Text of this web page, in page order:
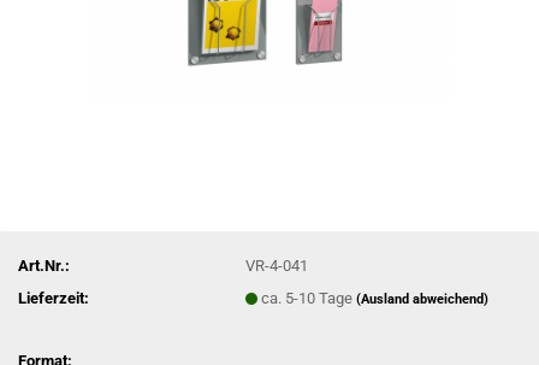
Art.Nr.:
VR-4-041
Lieferzeit:
ca. 5-10 Tage(Ausland abweichend)
Format: